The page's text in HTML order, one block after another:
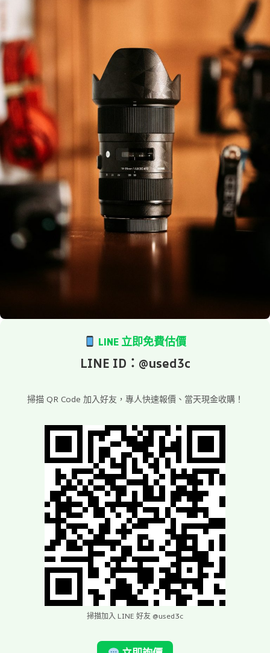
LINE 立即免費估價
LINE ID：@used3c
掃描 QR Code 加入好友，專人快速報價、當天現金收購！
掃描加入 LINE 好友 @used3c